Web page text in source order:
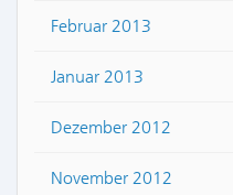
Februar 2013
Januar 2013
Dezember 2012
November 2012